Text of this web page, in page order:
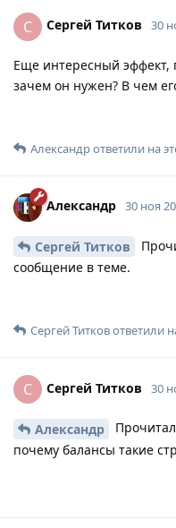
С Сергей Титков 30
Еще интересный эффект,
зачем он нужен? В чем
Александрответили на
Александр 30 ноя
Сергей Титков
сообщение в теме.
Сергей Титковответили
С Сергей Титков 30
Александр
почему балансы такие